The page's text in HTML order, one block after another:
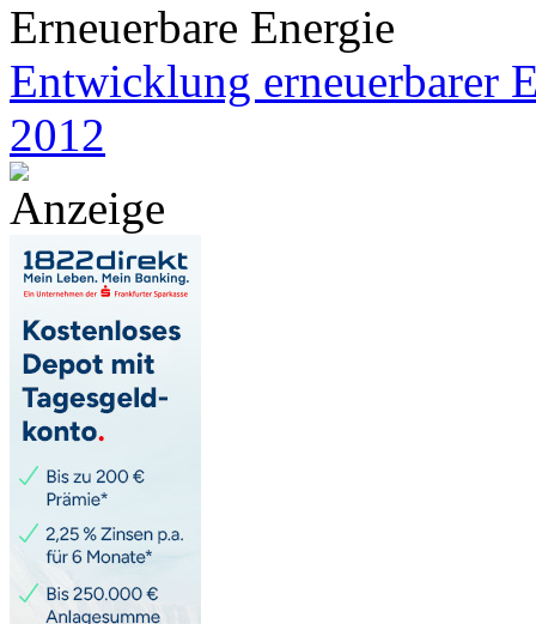
Erneuerbare Energie
Entwicklung erneuerbarer
2012
Anzeige